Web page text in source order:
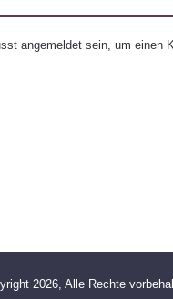
angemeldet sein, um einen
2026, Alle Rechte